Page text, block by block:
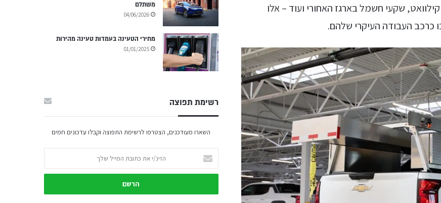
בהספק מירבי של כ-350 קילוואט, שקעי חשמל בארגז האחורי ועוד – אלו
משתלם
04/06/2026
מחירי הטעינה בעמדות טעינה מהירות
01/01/2025
רשימת תפוצה
השארו מעודכנים, הצטרפו לרשימת התפוצה וקבלו עדכונים חמים
את
כתובת
שלך